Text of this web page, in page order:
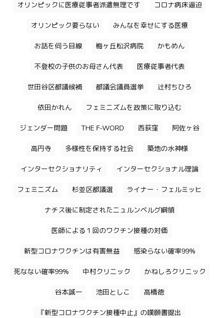
オリンピックに医療従事者派遣無理です コロナ病床逼迫
オリンピック要らない みんなを幸せにする医療
お話を伺う目線 梅ヶ丘松沢病院 かもめん
不登校の子供のお母さん代表 医療従事者代表
世田谷区都議候補 都議会議員選挙 辻村ちひろ
依田かれん フェミニズムを政策に取り込む
ジェンダー問題 THE F-WORD 西荻窪 阿佐ヶ谷
高円寺 多様性を保持する社会 築地の水神様
インターセクショナリティ インターセクショナル理論
フェミニズム 杉並区都議選 ライナー・フェルミッヒ
ナチス後に制定されたニュルンベルグ綱領
医師による１回のワクチン接種の対価
新型コロナワクチンは有害無益 感染らない確率99%
死なない確率99% 中村クリニック かねしろクリニック
谷本誠一 池田としこ 高橋徳
『新型コロナワクチン接種中止』の嘆願書提出